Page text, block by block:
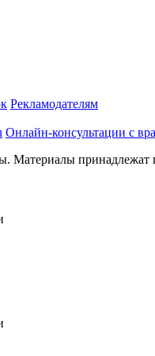
Рекламодателям
Онлайн-консультации с
Материалы принадлежат